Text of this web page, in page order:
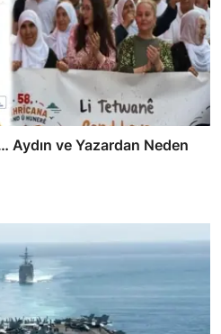
Aydın ve Yazardan Neden